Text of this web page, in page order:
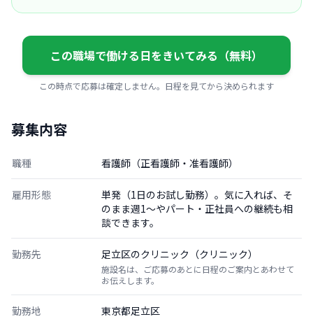
この職場で働ける日をきいてみる（無料）
この時点で応募は確定しません。日程を見てから決められます
募集内容
職種 看護師（正看護師・准看護師）
雇用形態
単発（1日のお試し勤務）。気に入れば、そ
のまま週1〜やパート・正社員への継続も相
談できます。
勤務先 足立区のクリニック（クリニック）
施設名は、ご応募のあとに日程のご案内とあわせて
お伝えします。
勤務地 東京都足立区